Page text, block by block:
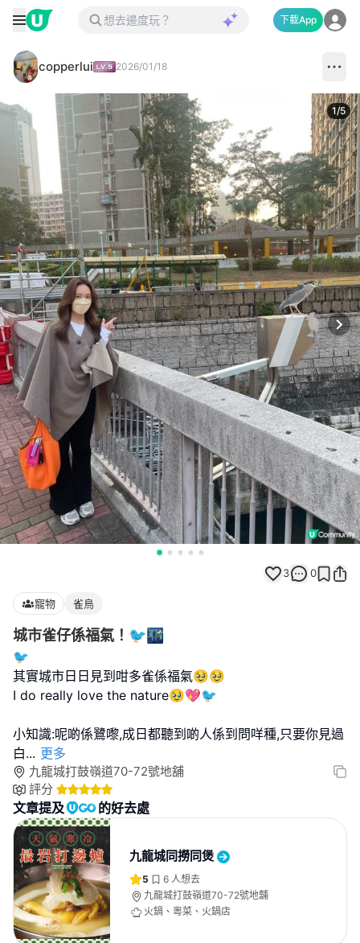
下載App
copperlui 2026/01/18
1/5
3 0
寵物 雀鳥
城市雀仔係福氣！🐦🌃
🐦
其實城市日日見到咁多雀係福氣🥹🥹
I do really love the nature🥹💖🐦
小知識:呢啲係鷺嚟,成日都聽到啲人係到問咩種,只要你見過
白... 更多
九龍城打鼓嶺道70-72號地舖
評分
文章提及 的好去處
九龍城同撈同煲
5 6 人想去
九龍城打鼓嶺道70-72號地舖
火鍋、粵菜、火鍋店